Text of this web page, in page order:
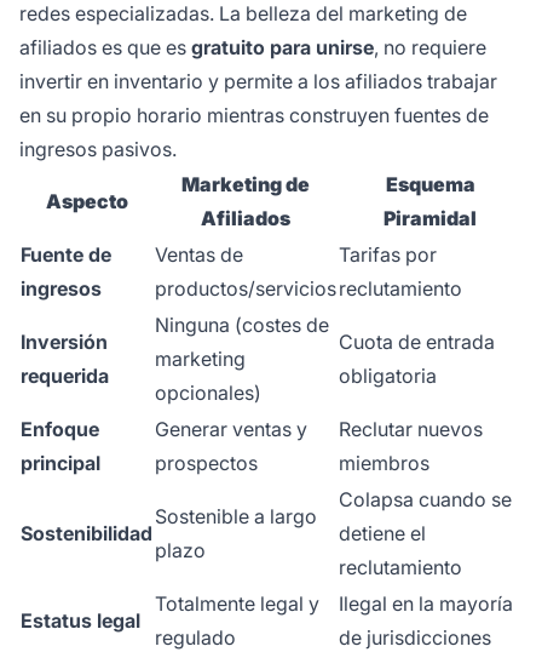
redes especializadas. La belleza del marketing de
afiliados es que es gratuito para unirse, no requiere
invertir en inventario y permite a los afiliados trabajar
en su propio horario mientras construyen fuentes de
ingresos pasivos.
Aspecto
Marketing de
Afiliados
Esquema
Piramidal
Fuente de
ingresos
Ventas de
productos/servicios
Tarifas por
reclutamiento
Inversión
requerida
Ninguna (costes de
marketing
opcionales)
Cuota de entrada
obligatoria
Enfoque
principal
Generar ventas y
prospectos
Reclutar nuevos
miembros
Sostenibilidad
Sostenible a largo
plazo
Colapsa cuando se
detiene el
reclutamiento
Estatus legal
Totalmente legal y
regulado
Ilegal en la mayoría
de jurisdicciones